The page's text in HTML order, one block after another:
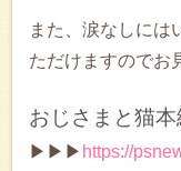
また、涙なしには
ただけますのでお
おじさまと猫
▶▶▶ https://